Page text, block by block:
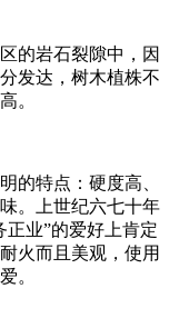
的岩石裂隙中，因
发达，树木植株不
。
的特点：硬度高、
。上世纪六七十年
业”的爱好上肯定
火而且美观，使用
。